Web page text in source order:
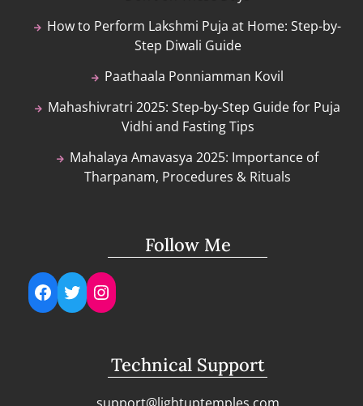
How to Perform Lakshmi Puja at Home: Step-by-
Step Diwali Guide
Paathaala Ponniamman Kovil
Mahashivratri 2025: Step-by-Step Guide for Puja
Vidhi and Fasting Tips
Mahalaya Amavasya 2025: Importance of
Tharpanam, Procedures & Rituals
Follow Me
Facebook
TwitterInstagram
Technical Support